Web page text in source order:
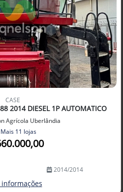
CASE
2014 DIESEL 1P AUTOMATICO
Agrícola Uberlândia
11 lojas
2014/2014